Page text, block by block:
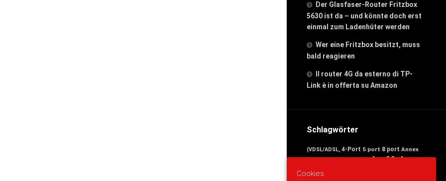
Der Glasfaser-Router Fritzbox
5630 ist da – und könnte doch erst
einmal zum Ladenhüter werden
Wer eine Fritzbox besitzt, muss
bald reagieren
Il router 4G da esterno di TP-
Link è in offerta su Amazon
Schlagwörter
(VDSL/ADSL, 4-Port 5 port 8 port Annex
avm buffalo
Business
Cookies